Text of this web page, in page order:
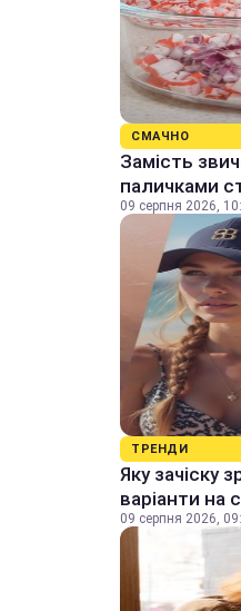
СМАЧНО
Замість
паличками
09 серпня 2026,
ТРЕНДИ
Яку зачіску
варіанти на
09 серпня 2026,